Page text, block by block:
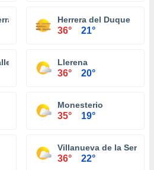
Herrera del Duque
36° 21°
Llerena
36° 20°
Monesterio
35° 19°
Villanueva de la Serena
36° 22°